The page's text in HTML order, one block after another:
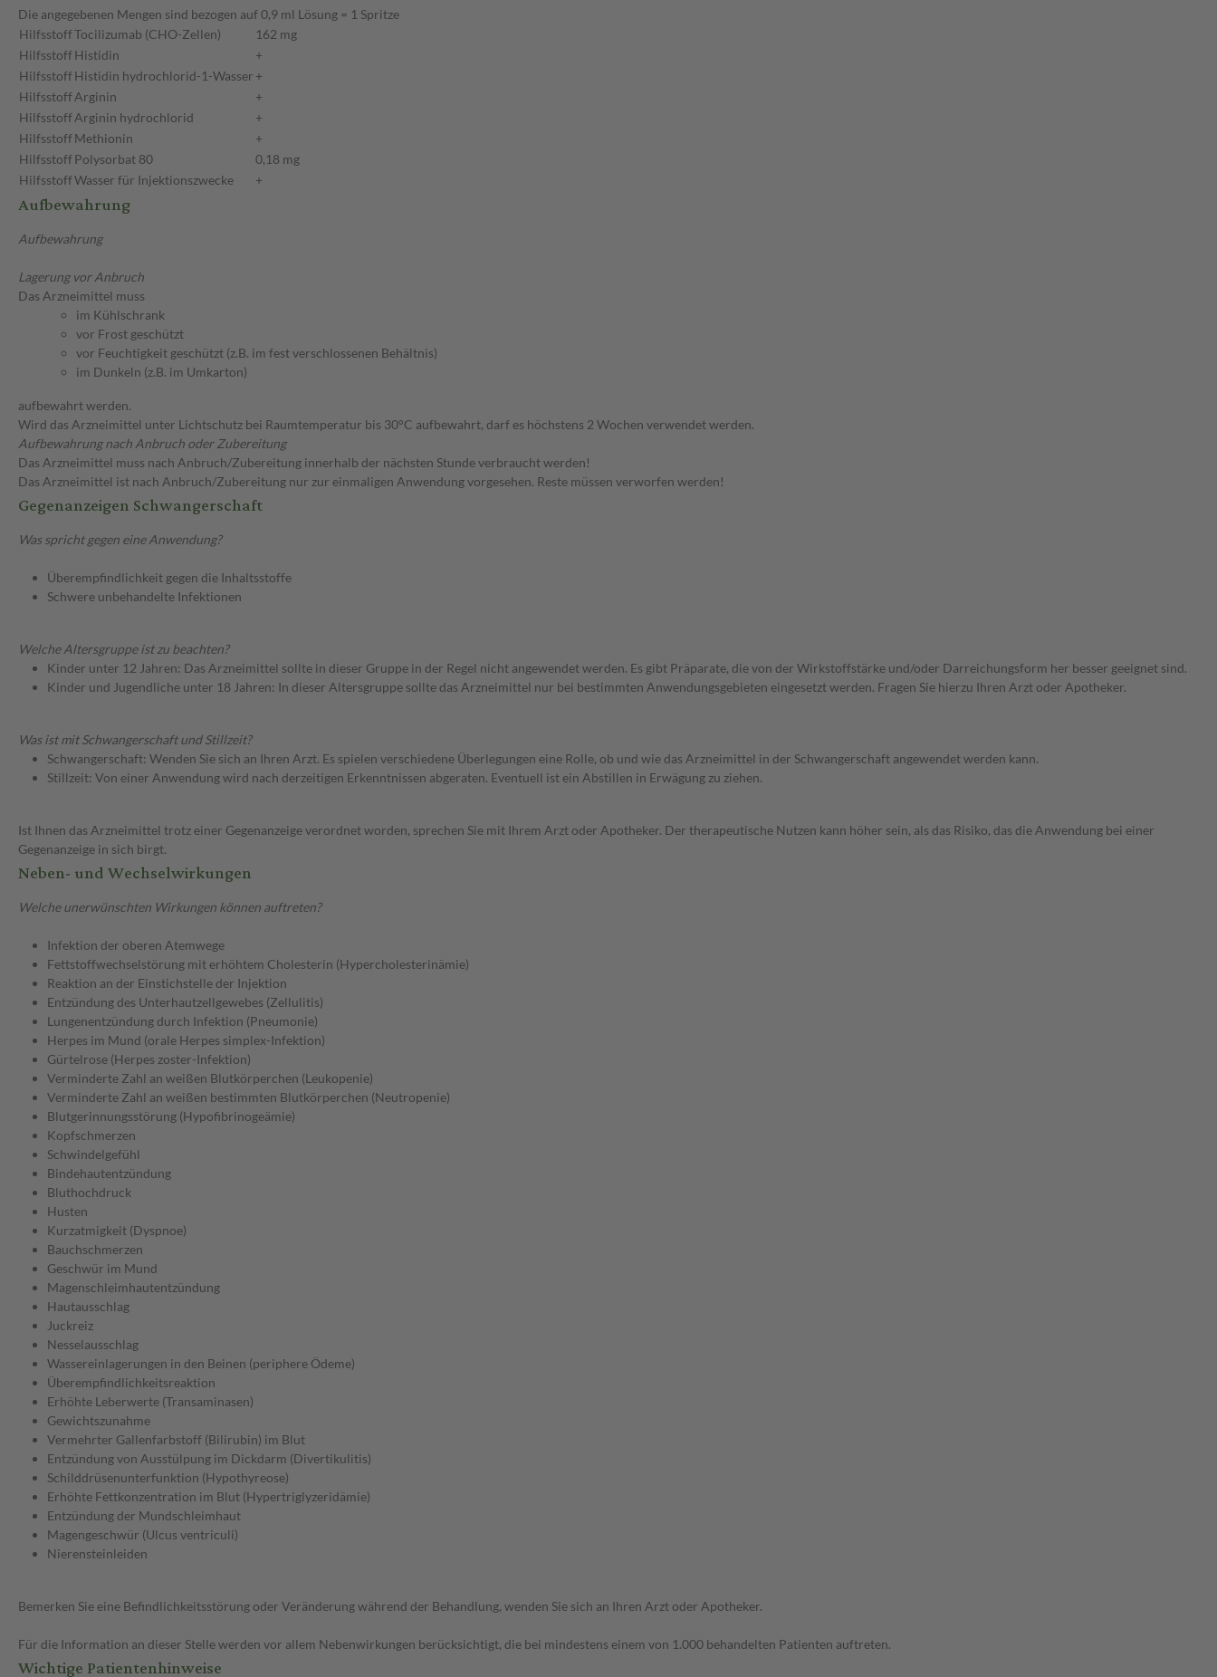
Die angegebenen Mengen sind bezogen auf 0,9 ml Lösung = 1 Spritze
HilfsstoffTocilizumab (CHO-Zellen)
162 mg
HilfsstoffHistidin
+
HilfsstoffHistidin hydrochlorid-1-Wasser +
HilfsstoffArginin
+
HilfsstoffArginin hydrochlorid
+
HilfsstoffMethionin
+
HilfsstoffPolysorbat 80
0,18 mg
HilfsstoffWasser für Injektionszwecke +
Aufbewahrung
Aufbewahrung
Lagerung vor Anbruch
Das Arzneimittel muss
im Kühlschrank
vor Frost geschützt
vor Feuchtigkeit geschützt (z.B. im fest verschlossenen Behältnis)
im Dunkeln (z.B. im Umkarton)
aufbewahrt werden.
Wird das Arzneimittel unter Lichtschutz bei Raumtemperatur bis 30°C aufbewahrt, darf es höchstens 2 Wochen verwendet werden.
Aufbewahrung nach Anbruch oder Zubereitung
Das Arzneimittel muss nach Anbruch/Zubereitung innerhalb der nächsten Stunde verbraucht werden!
Das Arzneimittel ist nach Anbruch/Zubereitung nur zur einmaligen Anwendung vorgesehen. Reste müssen verworfen werden!
Gegenanzeigen Schwangerschaft
Was spricht gegen eine Anwendung?
Überempfindlichkeit gegen die Inhaltsstoffe
Schwere unbehandelte Infektionen
Welche Altersgruppe ist zu beachten?
Kinder unter 12 Jahren: Das Arzneimittel sollte in dieser Gruppe in der Regel nicht angewendet werden. Es gibt Präparate, die von der Wirkstoffstärke und/oder Darreichungsform her besser geeignet sind.
Kinder und Jugendliche unter 18 Jahren: In dieser Altersgruppe sollte das Arzneimittel nur bei bestimmten Anwendungsgebieten eingesetzt werden. Fragen Sie hierzu Ihren Arzt oder Apotheker.
Was ist mit Schwangerschaft und Stillzeit?
Schwangerschaft: Wenden Sie sich an Ihren Arzt. Es spielen verschiedene Überlegungen eine Rolle, ob und wie das Arzneimittel in der Schwangerschaft angewendet werden kann.
Stillzeit: Von einer Anwendung wird nach derzeitigen Erkenntnissen abgeraten. Eventuell ist ein Abstillen in Erwägung zu ziehen.
Ist Ihnen das Arzneimittel trotz einer Gegenanzeige verordnet worden, sprechen Sie mit Ihrem Arzt oder Apotheker. Der therapeutische Nutzen kann höher sein, als das Risiko, das die Anwendung bei einer
Gegenanzeige in sich birgt.
Neben- und Wechselwirkungen
Welche unerwünschten Wirkungen können auftreten?
Infektion der oberen Atemwege
Fettstoffwechselstörung mit erhöhtem Cholesterin (Hypercholesterinämie)
Reaktion an der Einstichstelle der Injektion
Entzündung des Unterhautzellgewebes (Zellulitis)
Lungenentzündung durch Infektion (Pneumonie)
Herpes im Mund (orale Herpes simplex-Infektion)
Gürtelrose (Herpes zoster-Infektion)
Verminderte Zahl an weißen Blutkörperchen (Leukopenie)
Verminderte Zahl an weißen bestimmten Blutkörperchen (Neutropenie)
Blutgerinnungsstörung (Hypofibrinogeämie)
Kopfschmerzen
Schwindelgefühl
Bindehautentzündung
Bluthochdruck
Husten
Kurzatmigkeit (Dyspnoe)
Bauchschmerzen
Geschwür im Mund
Magenschleimhautentzündung
Hautausschlag
Juckreiz
Nesselausschlag
Wassereinlagerungen in den Beinen (periphere Ödeme)
Überempfindlichkeitsreaktion
Erhöhte Leberwerte (Transaminasen)
Gewichtszunahme
Vermehrter Gallenfarbstoff (Bilirubin) im Blut
Entzündung von Ausstülpung im Dickdarm (Divertikulitis)
Schilddrüsenunterfunktion (Hypothyreose)
Erhöhte Fettkonzentration im Blut (Hypertriglyzeridämie)
Entzündung der Mundschleimhaut
Magengeschwür (Ulcus ventriculi)
Nierensteinleiden
Bemerken Sie eine Befindlichkeitsstörung oder Veränderung während der Behandlung, wenden Sie sich an Ihren Arzt oder Apotheker.
Für die Information an dieser Stelle werden vor allem Nebenwirkungen berücksichtigt, die bei mindestens einem von 1.000 behandelten Patienten auftreten.
Wichtige Patientenhinweise